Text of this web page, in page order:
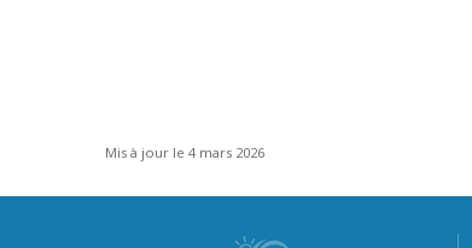
Mis à jour le 4 mars 2026